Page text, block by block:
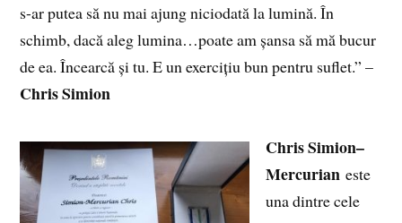
s-ar putea să nu mai ajung niciodată la lumină. În
schimb, dacă aleg lumina…poate am șansa să mă bucur
de ea. Încearcă și tu. E un exercițiu bun pentru suflet.” –
Chris Simion
Chris Simion–
Mercurianeste
una dintre cele